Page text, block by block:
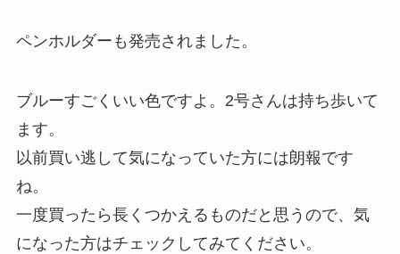
ペンホルダーも発売されました。
ブルーすごくいい色ですよ。2号さんは持ち歩いて
ます。
以前買い逃して気になっていた方には朗報です
ね。
一度買ったら長くつかえるものだと思うので、気
になった方はチェックしてみてください。